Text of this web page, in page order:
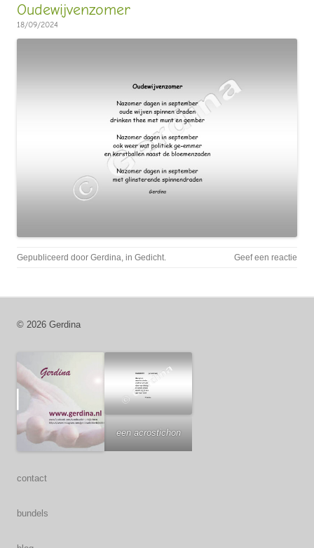
Oudewijvenzomer
18/09/2024
Gepubliceerd door Gerdina, in Gedicht. Geef een reactie
© 2026 Gerdina
een acrostichon
contact
bundels